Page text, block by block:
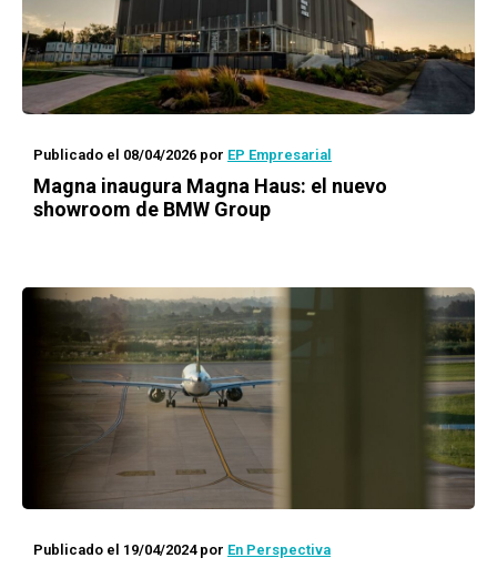
Publicado el 08/04/2026 por EP Empresarial
Magna inaugura Magna Haus: el nuevo
showroom de BMW Group
Publicado el 19/04/2024por En Perspectiva